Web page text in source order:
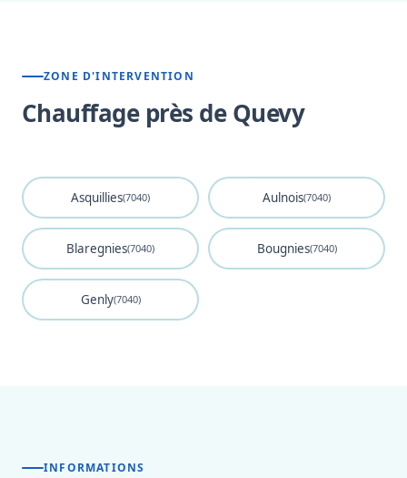
ZONE D'INTERVENTION
Chauffage près de Quevy
Asquillies(7040) Aulnois(7040)
Blaregnies(7040) Bougnies(7040)
Genly(7040)
INFORMATIONS